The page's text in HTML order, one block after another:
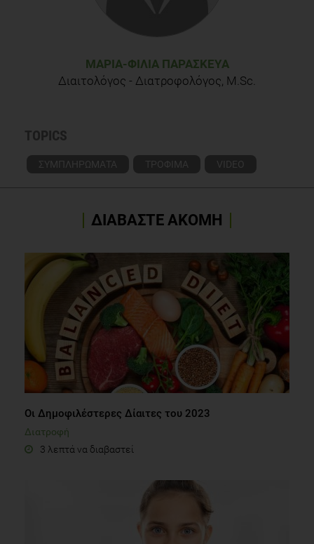
ΜΑΡΊΑ-ΦΙΛΊΑ ΠΑΡΑΣΚΕΥΆ
Διαιτολόγος - Διατροφολόγος, M.Sc.
TOPICS
ΣΥΜΠΛΗΡΩΜΑΤΑ ΤΡΟΦΙΜΑ VIDEO
ΔΙΑΒΑΣΤΕ ΑΚΟΜΗ
Οι Δημοφιλέστερες Δίαιτες του 2023
Διατροφή
3 λεπτά να διαβαστεί